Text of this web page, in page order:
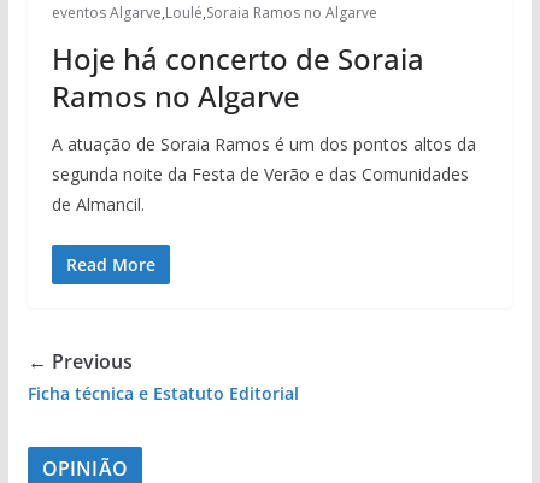
eventos Algarve,Loulé,Soraia Ramos no Algarve
Hoje há concerto de Soraia
Ramos no Algarve
A atuação de Soraia Ramos é um dos pontos altos da
segunda noite da Festa de Verão e das Comunidades
de Almancil.
Read More
← Previous
Ficha técnica e Estatuto Editorial
OPINIÃO